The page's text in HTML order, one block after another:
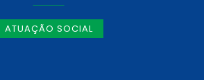
ATUAÇÃO SOCIAL